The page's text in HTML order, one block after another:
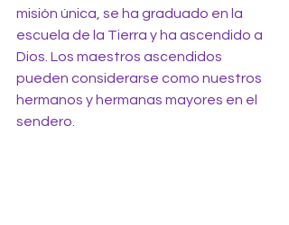
misión única, se ha graduado en la
escuela de la Tierra y ha ascendido a
Dios. Los maestros ascendidos
pueden considerarse como nuestros
hermanos y hermanas mayores en el
sendero.